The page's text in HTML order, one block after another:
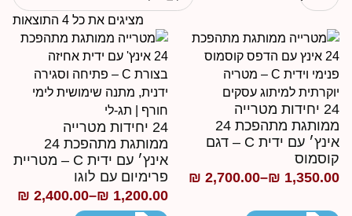
מציגים את כל ⁦4⁩ התוצאות
24 יחידות מטרייה
ממותגת מתהפכת 24
אינץ׳ עם ידית C – דגם
₪
–
₪2,700.00
24 יחידות מטרייה
ממותגת מתהפכת 24
אינץ׳ עם ידית C – מטריית
פרימיום עם לוגו
₪1,200.00
–
₪2,400.00
טווח